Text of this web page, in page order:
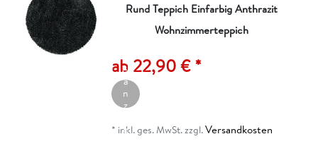
Rund Teppich Einfarbig Anthrazit
Wohnzimmerteppich
ab 22,90 € *
ik
el
a
n
z
g
* inkl. ges. MwSt.zzgl.Versandkosten